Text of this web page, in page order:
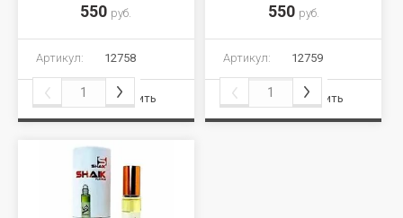
550 руб.
Артикул: 12758
Сравнить
550 руб.
Артикул: 12759
Сравнить